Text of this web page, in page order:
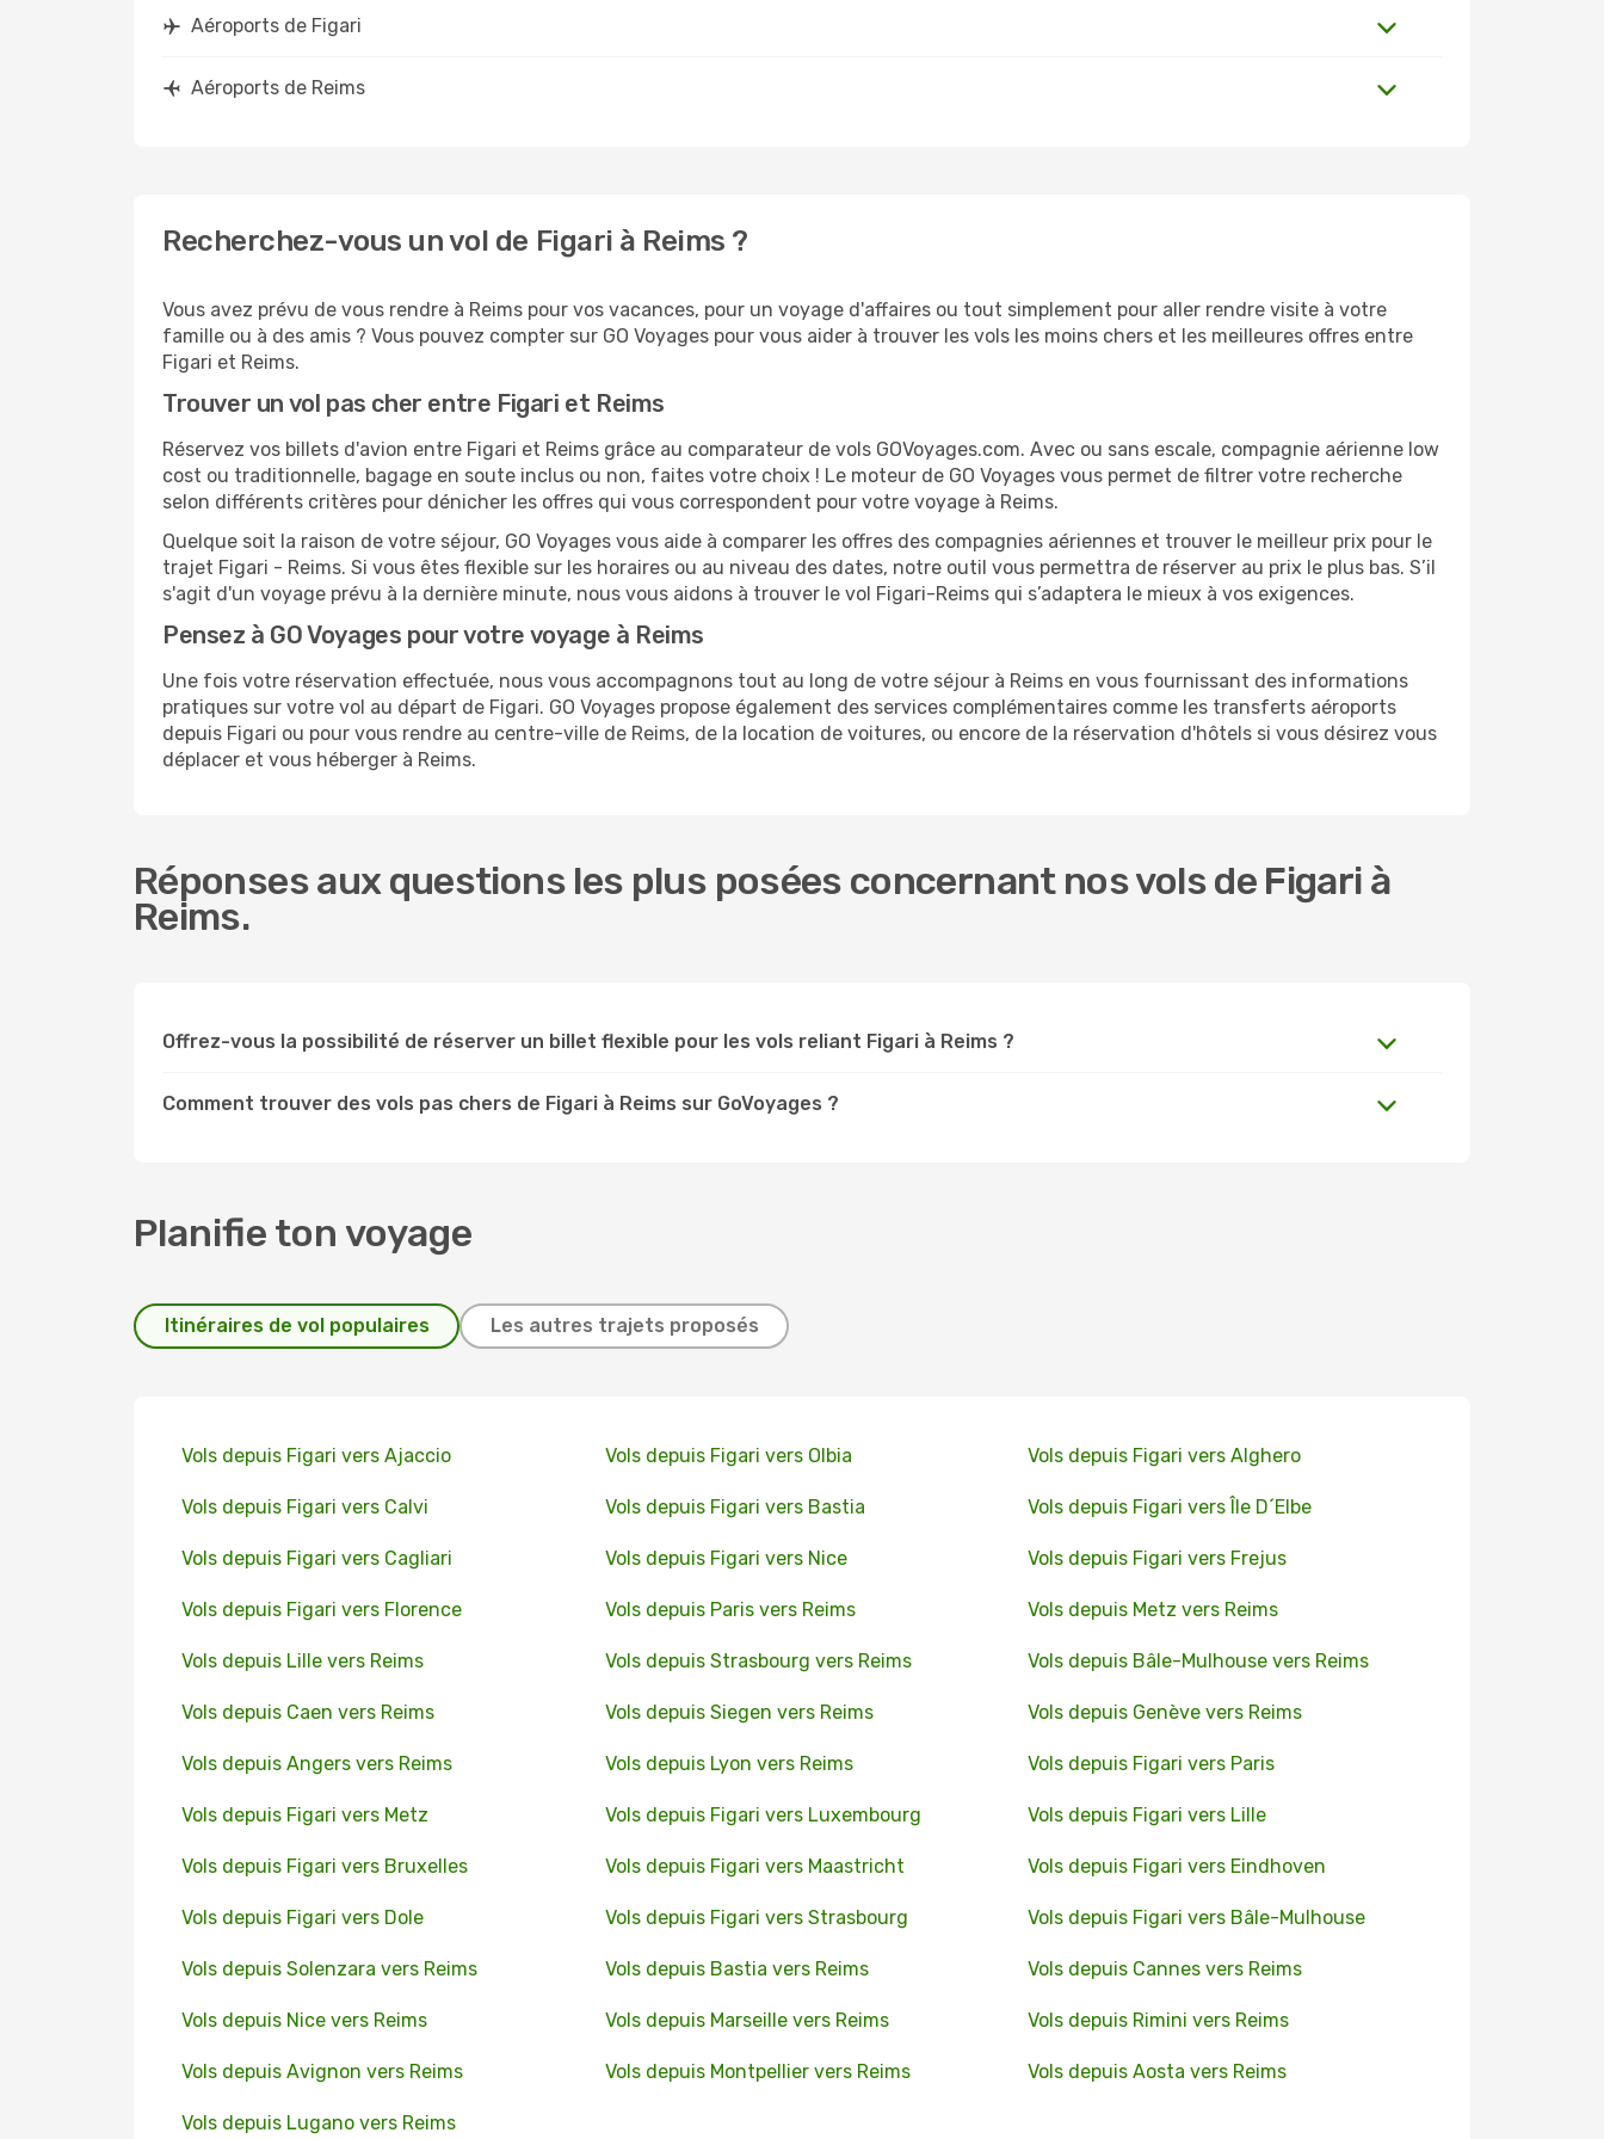
Aéroports de Figari
Aéroports de Reims
Recherchez-vous un vol de Figari à Reims ?
Vous avez prévu de vous rendre à Reims pour vos vacances, pour un voyage d'affaires ou tout simplement pour aller rendre visite à votre
famille ou à des amis ? Vous pouvez compter sur GO Voyages pour vous aider à trouver les vols les moins chers et les meilleures offres entre
Figari et Reims.
Trouver un vol pas cher entre Figari et Reims
Réservez vos billets d'avion entre Figari et Reims grâce au comparateur de vols GOVoyages.com. Avec ou sans escale, compagnie aérienne low
cost ou traditionnelle, bagage en soute inclus ou non, faites votre choix ! Le moteur de GO Voyages vous permet de filtrer votre recherche
selon différents critères pour dénicher les offres qui vous correspondent pour votre voyage à Reims.
Quelque soit la raison de votre séjour, GO Voyages vous aide à comparer les offres des compagnies aériennes et trouver le meilleur prix pour le
trajet Figari - Reims. Si vous êtes flexible sur les horaires ou au niveau des dates, notre outil vous permettra de réserver au prix le plus bas. S’il
s'agit d'un voyage prévu à la dernière minute, nous vous aidons à trouver le vol Figari-Reims qui s’adaptera le mieux à vos exigences.
Pensez à GO Voyages pour votre voyage à Reims
Une fois votre réservation effectuée, nous vous accompagnons tout au long de votre séjour à Reims en vous fournissant des informations
pratiques sur votre vol au départ de Figari. GO Voyages propose également des services complémentaires comme les transferts aéroports
depuis Figari ou pour vous rendre au centre-ville de Reims, de la location de voitures, ou encore de la réservation d'hôtels si vous désirez vous
déplacer et vous héberger à Reims.
Réponses aux questions les plus posées concernant nos vols de Figari à
Reims.
Offrez-vous la possibilité de réserver un billet flexible pour les vols reliant Figari à Reims ?
Comment trouver des vols pas chers de Figari à Reims sur GoVoyages ?
Planifie ton voyage
Itinéraires de vol populaires Les autres trajets proposés
Vols depuis Figari vers Ajaccio Vols depuis Figari vers Olbia Vols depuis Figari vers Alghero
Vols depuis Figari vers Calvi Vols depuis Figari vers Bastia Vols depuis Figari vers Île D´Elbe
Vols depuis Figari vers Cagliari Vols depuis Figari vers Nice Vols depuis Figari vers Frejus
Vols depuis Figari vers Florence Vols depuis Paris vers Reims Vols depuis Metz vers Reims
Vols depuis Lille vers Reims Vols depuis Strasbourg vers Reims Vols depuis Bâle-Mulhouse vers Reims
Vols depuis Caen vers Reims Vols depuis Siegen vers Reims Vols depuis Genève vers Reims
Vols depuis Angers vers Reims Vols depuis Lyon vers Reims Vols depuis Figari vers Paris
Vols depuis Figari vers Metz Vols depuis Figari vers Luxembourg Vols depuis Figari vers Lille
Vols depuis Figari vers Bruxelles Vols depuis Figari vers Maastricht Vols depuis Figari vers Eindhoven
Vols depuis Figari vers Dole Vols depuis Figari vers Strasbourg Vols depuis Figari vers Bâle-Mulhouse
Vols depuis Solenzara vers Reims Vols depuis Bastia vers Reims Vols depuis Cannes vers Reims
Vols depuis Nice vers Reims Vols depuis Marseille vers Reims Vols depuis Rimini vers Reims
Vols depuis Avignon vers Reims Vols depuis Montpellier vers Reims Vols depuis Aosta vers Reims
Vols depuis Lugano vers Reims